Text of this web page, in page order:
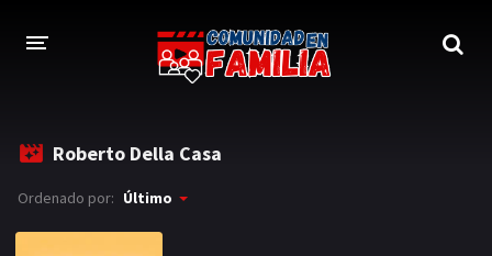
Roberto Della Casa
Ordenado por: Último